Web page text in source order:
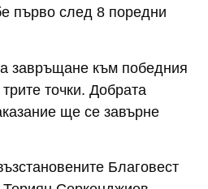
първо след 8 поредни
завръщане към победния
точки. Добрата
ще се завърне
Благовест